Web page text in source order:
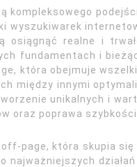
kompleksowego
wyszukiwarek
osiągnąć realne i
fundamentach i
która obejmuje
między innymi
unikalnych i
oraz poprawa szybkości
page, która skupia
najważniejszych